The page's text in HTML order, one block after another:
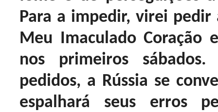
Para a impedir, virei pedir
Meu Imaculado Coração
nos primeiros
pedidos, a Rússia se
espalhará seus erros